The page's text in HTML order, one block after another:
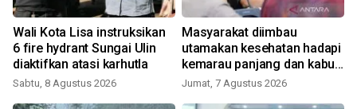
Wali Kota Lisa instruksikan
6 fire hydrant Sungai Ulin
diaktifkan atasi karhutla
Sabtu, 8 Agustus 2026
Masyarakat diimbau
utamakan kesehatan hadapi
kemarau panjang dan kabut
asap
Jumat, 7 Agustus 2026